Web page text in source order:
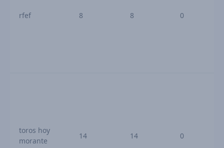
rfef 8 8 0
toros hoy
morante
14 14 0